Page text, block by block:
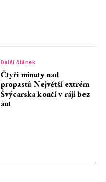
Další článek
Čtyři minuty nad
propastí: Největší extrém
Švýcarska končí v ráji bez
aut